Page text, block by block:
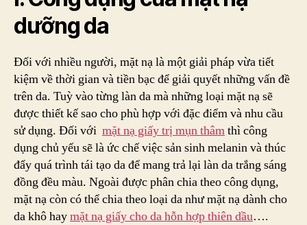
dưỡng da
Đối với nhiều người, mặt nạ là một giải pháp vừa tiết
kiệm về thời gian và tiền bạc để giải quyết những vấn đề
trên da. Tuỳ vào từng làn da mà những loại mặt nạ sẽ
được thiết kế sao cho phù hợp với đặc điểm và nhu cầu
sử dụng. Đối với mặt nạ giấy trị mụn thâmthì công
dụng chủ yếu sẽ là ức chế việc sản sinh melanin và thúc
đẩy quá trình tái tạo da để mang trả lại làn da trắng sáng
đồng đều màu. Ngoài được phân chia theo công dụng,
mặt nạ còn có thể chia theo loại da như mặt nạ dành cho
da khô haymặt nạ giấy cho da hỗn hợp thiên dầu….